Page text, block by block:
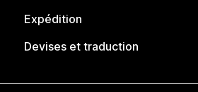
Expédition
Devises et traduction